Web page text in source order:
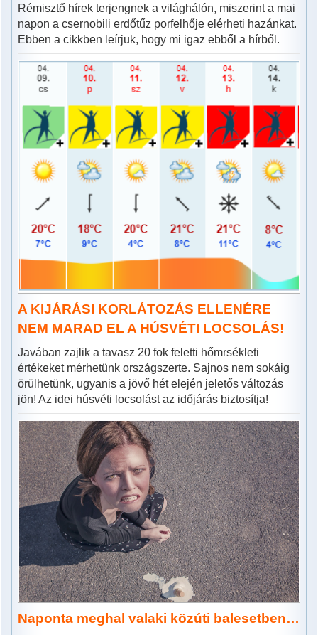
Rémisztő hírek terjengnek a világhálón, miszerint a mai
napon a csernobili erdőtűz porfelhője elérheti hazánkat.
Ebben a cikkben leírjuk, hogy mi igaz ebből a hírből.
A KIJÁRÁSI KORLÁTOZÁS ELLENÉRE
NEM MARAD EL A HÚSVÉTI LOCSOLÁS!
Javában zajlik a tavasz 20 fok feletti hőmrsékleti
értékeket mérhetünk országszerte. Sajnos nem sokáig
örülhetünk, ugyanis a jövő hét elején jeletős változás
jön! Az idei húsvéti locsolást az időjárás biztosítja!
Naponta meghal valaki közúti balesetben…